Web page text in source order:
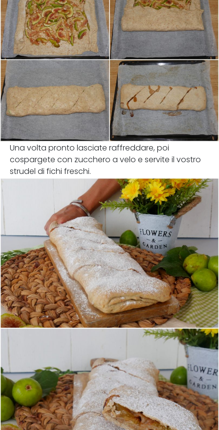
Una volta pronto lasciate raffreddare, poi
cospargete con zucchero a velo e servite il vostro
strudel di fichi freschi.